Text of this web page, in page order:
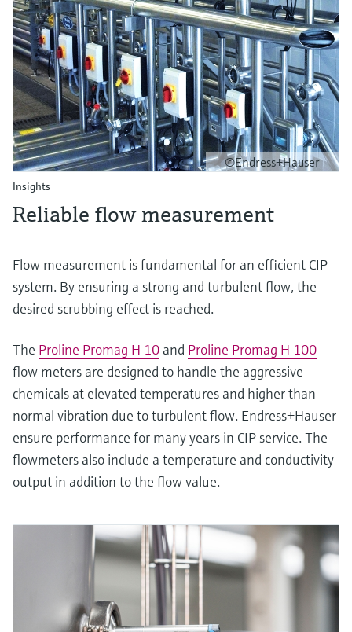
©Endress+Hauser
Insights
Reliable flow measurement
Flow measurement is fundamental for an efficient CIP
system. By ensuring a strong and turbulent flow, the
desired scrubbing effect is reached.
The Proline Promag H 10 and Proline Promag H 100
flow meters are designed to handle the aggressive
chemicals at elevated temperatures and higher than
normal vibration due to turbulent flow. Endress+Hauser
ensure performance for many years in CIP service. The
flowmeters also include a temperature and conductivity
output in addition to the flow value.